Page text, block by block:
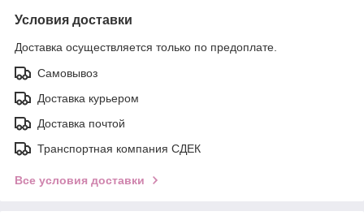
Условия доставки
Доставка осуществляется только по предоплате.
Самовывоз
Доставка курьером
Доставка почтой
Транспортная компания СДЕК
Все условия доставки